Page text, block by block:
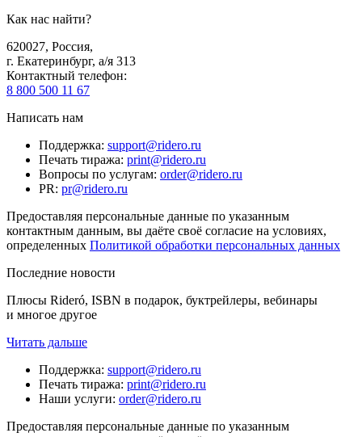
Как нас найти?
620027, Россия,
г. Екатеринбург, а/я 313
Контактный телефон:
8 800 500 11 67
Написать нам
Поддержка: support@ridero.ru
Печать тиража: print@ridero.ru
Вопросы по услугам: order@ridero.ru
PR: pr@ridero.ru
Предоставляя персональные данные по указанным
контактным данным, вы даёте своё согласие на условиях,
определенных Политикой обработки персональных данных
Последние новости
Плюсы Rideró, ISBN в подарок, буктрейлеры, вебинары
и многое другое
Читать дальше
Поддержка: support@ridero.ru
Печать тиража: print@ridero.ru
Наши услуги: order@ridero.ru
Предоставляя персональные данные по указанным